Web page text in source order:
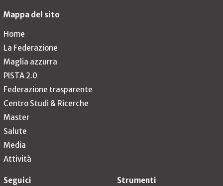
Mappa del sito
Home
La Federazione
Maglia azzurra
PISTA 2.0
Federazione trasparente
Centro Studi & Ricerche
Master
Salute
Media
Attività
Seguici Strumenti